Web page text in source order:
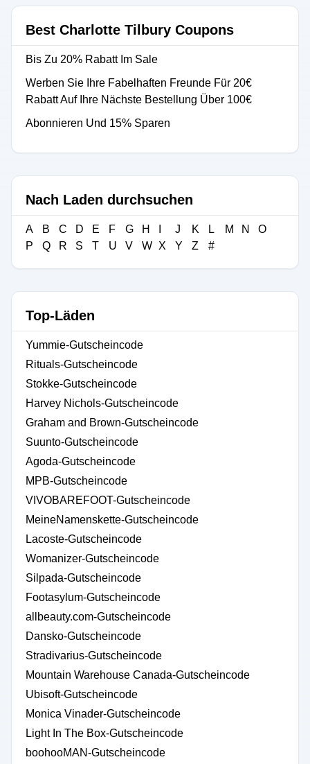
Best Charlotte Tilbury Coupons
Bis Zu 20% Rabatt Im Sale
Werben Sie Ihre Fabelhaften Freunde Für 20€
Rabatt Auf Ihre Nächste Bestellung Über 100€
Abonnieren Und 15% Sparen
Nach Laden durchsuchen
A B C D E F G H J K L M N
O
P
Q R S T U V W X Y Z #
Top-Läden
Yummie-Gutscheincode
Rituals-Gutscheincode
Stokke-Gutscheincode
Harvey Nichols-Gutscheincode
Graham and Brown-Gutscheincode
Suunto-Gutscheincode
Agoda-Gutscheincode
MPB-Gutscheincode
VIVOBAREFOOT-Gutscheincode
MeineNamenskette-Gutscheincode
Lacoste-Gutscheincode
Womanizer-Gutscheincode
Silpada-Gutscheincode
Footasylum-Gutscheincode
allbeauty.com-Gutscheincode
Dansko-Gutscheincode
Stradivarius-Gutscheincode
Mountain Warehouse Canada-Gutscheincode
Ubisoft-Gutscheincode
Monica Vinader-Gutscheincode
Light In The Box-Gutscheincode
boohooMAN-Gutscheincode